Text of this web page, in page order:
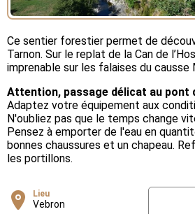
Ce sentier forestier permet de
Tarnon. Sur le replat de la Can de
imprenable sur les falaises du causse
Attention, passage délicat au pont
Adaptez votre équipement aux
N'oubliez pas que le temps change
Pensez à emporter de l'eau en
bonnes chaussures et un chapeau.
les portillons.
Lieu
Vebron